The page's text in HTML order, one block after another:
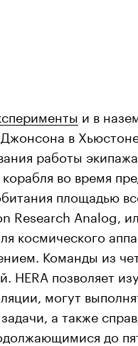
и в
в
работы
во время
площадью
Research Analog,
космического
Команды из
HERA позволяет
могут
а также
до